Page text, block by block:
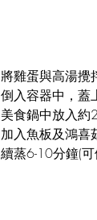
將雞蛋與高湯攪
倒入容器中，蓋
美食鍋中放入約
加入魚板及鴻喜
續蒸6-10分鐘(可